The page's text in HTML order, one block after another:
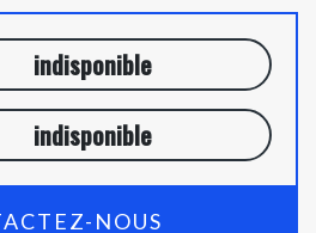
indisponible
indisponible
NOUS